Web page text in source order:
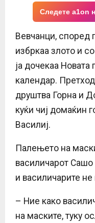
U
Следете a1on
Вевчанци, според
избркаа злото и
ја дочекаа Новата
календар.
друштва Горна и
куќи чиј домаќин
Василиј.
Палењето на
василичарот Сашо
и василичарите не
– Ние како
на маските, туку